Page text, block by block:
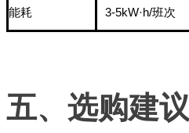
能耗 3-5kW·h/班次
五、选购建议